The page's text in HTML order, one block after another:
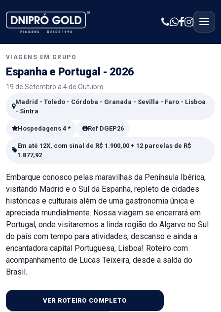
VIAGENS EM GRUPO
Espanha e Portugal - 2026
19 de Setembro a 4 de Outubro
Madrid - Toledo - Córdoba - Granada - Sevilla - Faro - Lisboa
- Sintra
Hospedagens 4 * Ref DGEP26
Em até 12X, com sinal de R$ 1.900,00 + 12 parcelas de R$
1.877,92
Embarque conosco pelas maravilhas da Península Ibérica,
visitando Madrid e o Sul da Espanha, repleto de cidades
históricas e culturais além de uma gastronomia única e
apreciada mundialmente. Nossa viagem se encerrará em
Portugal, onde visitaremos a linda região do Algarve no Sul
do país com tempo para atividades, descanso e ainda a
encantadora capital Portuguesa, Lisboa! Roteiro com
acompanhamento de Lucas Teixeira, desde a saída do
Brasil.
VER ROTEIRO COMPLETO